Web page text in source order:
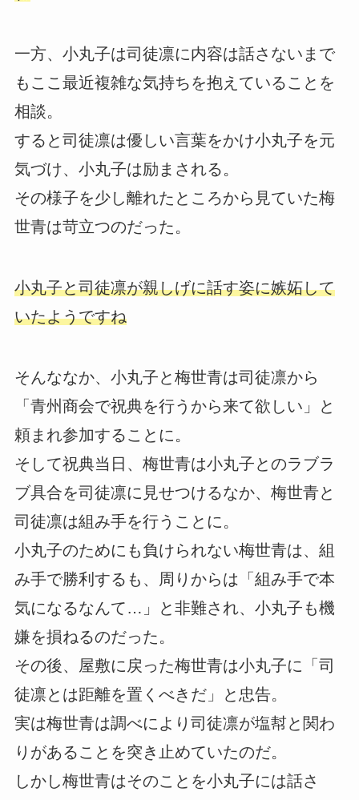
一方、小丸子は司徒凛に内容は話さないまで
もここ最近複雑な気持ちを抱えていることを
相談。
すると司徒凛は優しい言葉をかけ小丸子を元
気づけ、小丸子は励まされる。
その様子を少し離れたところから見ていた梅
世青は苛立つのだった。
小丸子と司徒凛が親しげに話す姿に嫉妬して
いたようですね
そんななか、小丸子と梅世青は司徒凛から
「青州商会で祝典を行うから来て欲しい」と
頼まれ参加することに。
そして祝典当日、梅世青は小丸子とのラブラ
ブ具合を司徒凛に見せつけるなか、梅世青と
司徒凛は組み手を行うことに。
小丸子のためにも負けられない梅世青は、組
み手で勝利するも、周りからは「組み手で本
気になるなんて…」と非難され、小丸子も機
嫌を損ねるのだった。
その後、屋敷に戻った梅世青は小丸子に「司
徒凛とは距離を置くべきだ」と忠告。
実は梅世青は調べにより司徒凛が塩幇と関わ
りがあることを突き止めていたのだ。
しかし梅世青はそのことを小丸子には話さ